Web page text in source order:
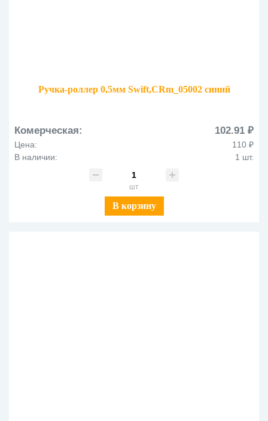
Ручка-роллер 0,5мм Swift,CRm_05002 синий
Комерческая: 102.91 ₽
Цена:
110 ₽
В наличии:
1 шт.
шт
В корзину